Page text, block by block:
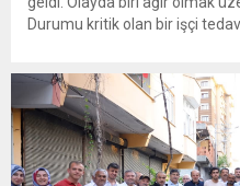
Durumu kritik olan bir işçi
ilçesine...